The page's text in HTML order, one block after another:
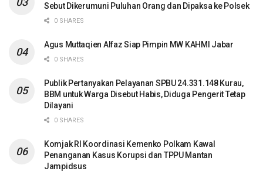
Sebut Dikerumuni Puluhan Orang dan Dipaksa ke Polsek
0 SHARES
Agus Muttaqien Alfaz Siap Pimpin MW KAHMI Jabar
0 SHARES
Publik Pertanyakan Pelayanan SPBU 24.331.148 Kurau,
BBM untuk Warga Disebut Habis, Diduga Pengerit Tetap
Dilayani
0 SHARES
Komjak RI Koordinasi Kemenko Polkam Kawal
Penanganan Kasus Korupsi dan TPPU Mantan
Jampidsus